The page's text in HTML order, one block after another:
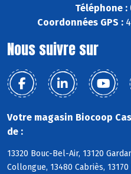
Téléphone :
Coordonnées GPS :
Nous suivre sur
Votre magasin Biocoop
de :
13320 Bouc-Bel-Air, 13120
Collongue, 13480 Cabriès,